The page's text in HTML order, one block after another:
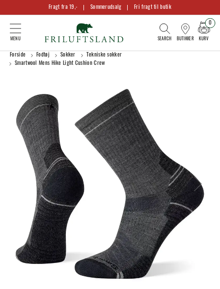
Fragt fra 19,- Sommerudsalg Fri fragt til butik
BUTIKKER KURV
0
Forside Fodtøj Sokker
Tekniske sokker
Smartwool Mens Hike Light Cushion Crew